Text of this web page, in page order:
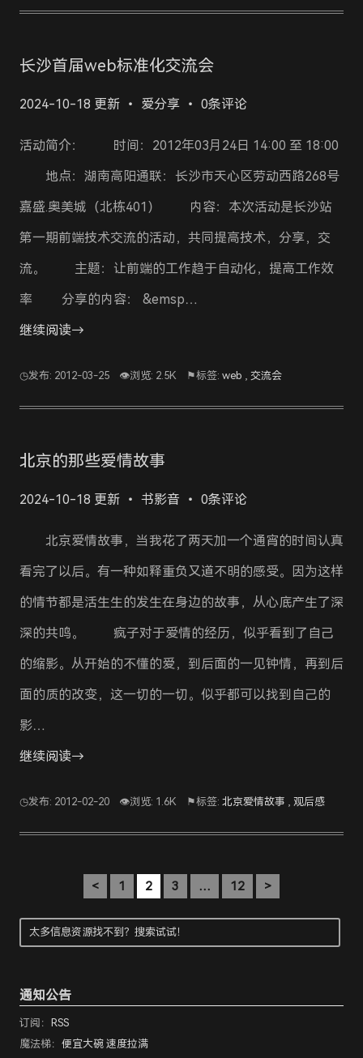
长沙首届web标准化交流会
2024-10-18 更新 爱分享 0条评论
活动简介： 时间：2012年03月24日 14:00 至 18:00
地点：湖南高阳通联：长沙市天心区劳动西路268号
嘉盛.奥美城（北栋401） 内容：本次活动是长沙站
第一期前端技术交流的活动，共同提高技术，分享，交
流。 主题：让前端的工作趋于自动化，提高工作效
率 分享的内容： &emsp…
继续阅读→
◷发布: 2012-03-25 👁浏览: 2.5K ⚑标签: web , 交流会
北京的那些爱情故事
2024-10-18 更新 书影音 0条评论
北京爱情故事，当我花了两天加一个通宵的时间认真
看完了以后。有一种如释重负又道不明的感受。因为这样
的情节都是活生生的发生在身边的故事，从心底产生了深
深的共鸣。 疯子对于爱情的经历，似乎看到了自己
的缩影。从开始的不懂的爱，到后面的一见钟情，再到后
面的质的改变，这一切的一切。似乎都可以找到自己的
影…
继续阅读→
◷发布: 2012-02-20 👁浏览: 1.6K ⚑标签: 北京爱情故事 , 观后感
< 1 2 3 … 12 >
通知公告
订阅：
RSS
魔法梯： 便宜大碗 速度拉满